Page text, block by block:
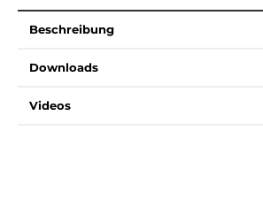
Beschreibung
Downloads
Videos